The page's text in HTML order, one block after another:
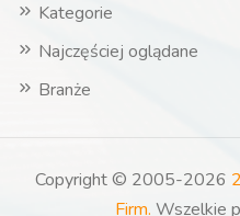
Kategorie
Najczęściej oglądane
Branże
Copyright © 2005-2026
Firm. Wszelkie